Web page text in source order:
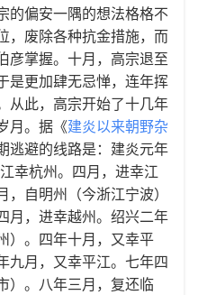
的偏安一隅的想法格格不
，废除各种抗金措施，而
彦掌握。十月，高宗退至
是更加肆无忌惮，连年挥
从此，高宗开始了十几年
月。据《建炎以来朝野杂
逃避的线路是：建炎元年
幸杭州。四月，进幸江
自明州（今浙江宁波）
月，进幸越州。绍兴二年
）。四年十月，又幸平
九月，又幸平江。七年四
）。八年三月，复还临